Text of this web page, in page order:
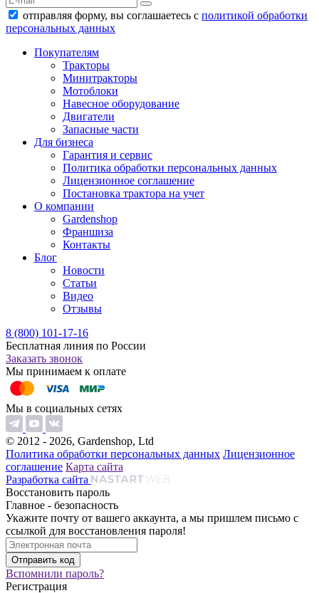
отправляя форму, вы соглашаетесь с политикой обработки
персональных данных
Покупателям
Тракторы
Минитракторы
Мотоблоки
Навесное оборудование
Двигатели
Запасные части
Для бизнеса
Гарантия и сервис
Политика обработки персональных данных
Лицензионное соглашение
Постановка трактора на учет
О компании
Gardenshop
Франшиза
Контакты
Блог
Новости
Статьи
Видео
Отзывы
8 (800) 101-17-16
Бесплатная линия по России
Заказать звонок
Мы принимаем к оплате
Мы в социальных сетях
© 2012 - 2026, Gardenshop, Ltd
Политика обработки персональных данных Лицензионное
соглашение Карта сайта
Разработка сайта
Восстановить пароль
Главное - безопасность
Укажите почту от вашего аккаунта, а мы пришлем письмо с
ссылкой для восстановления пароля!
Вспомнили пароль?
Регистрация